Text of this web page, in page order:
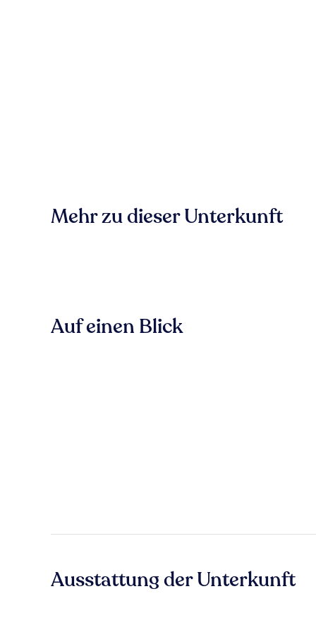
Mehr zu dieser Unterkunft
Auf einen Blick
Ausstattung der Unterkunft